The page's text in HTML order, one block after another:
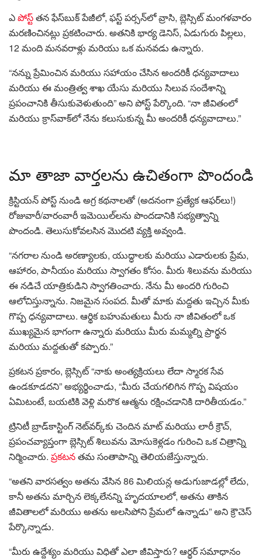
ఎపోస్ట్తన ఫేస్‌బుక్ పేజీలో, ఫస్ట్ పర్సన్‌లో వ్రాసి, బ్లెస్సిట్ మంగళవారం
మరణించినట్లు ప్రకటించారు. అతనికి భార్య డెనిస్, ఏడుగురు పిల్లలు,
12 మంది మనవరాళ్లు మరియు ఒక మనవడు ఉన్నారు.
“నన్ను ప్రేమించిన మరియు సహాయం చేసిన అందరికీ ధన్యవాదాలు
మరియు ఈ మంత్రిత్వ శాఖ యేసు మరియు సిలువ సందేశాన్ని
ప్రపంచానికి తీసుకువెళుతుంది” అని పోస్ట్ పేర్కొంది. “నా జీవితంలో
మరియు క్రాస్‌వాక్‌లో నేను కలుసుకున్న మీ అందరికీ ధన్యవాదాలు.”
మా తాజా వార్తలను ఉచితంగా పొందండి
క్రిస్టియన్ పోస్ట్ నుండి అగ్ర కథనాలతో (అదనంగా ప్రత్యేక ఆఫర్‌లు!)
రోజువారీ/వారంవారీ ఇమెయిల్‌లను పొందడానికి సభ్యత్వాన్ని
పొందండి. తెలుసుకోవలసిన మొదటి వ్యక్తి అవ్వండి.
“నగరాల నుండి అరణ్యాలకు, యుద్ధాలకు మరియు ఎడారులకు ప్రేమ,
ఆహారం, పానీయం మరియు స్వాగతం కోసం. మీరు శిలువను మరియు
ఈ నడిచే యాత్రికుడిని స్వాగతించారు. నేను మీ అందరి గురించి
ఆలోచిస్తున్నాను. నిజమైన సంపద. మీతో మాకు మద్దతు ఇచ్చిన మీకు
గొప్ప ధన్యవాదాలు. ఆర్థిక బహుమతులు మీరు నా జీవితంలో ఒక
ముఖ్యమైన భాగంగా ఉన్నారు మరియు మీరు మమ్మల్ని ప్రార్థన
మరియు మద్దతుతో కప్పారు.”
ప్రకటన ప్రకారం, బ్లెస్సిట్ “నాకు అంత్యక్రియలు లేదా స్మారక సేవ
ఉండకూడదని” అభ్యర్థించాడు, “మీరు చేయగలిగిన గొప్ప విషయం
ఏమిటంటే, బయటికి వెళ్లి మరొక ఆత్మను రక్షించడానికి దారితీయడం.”
ట్రినిటీ బ్రాడ్‌కాస్టింగ్ నెట్‌వర్క్‌కు చెందిన మాట్ మరియు లారీ క్రౌచ్,
ప్రపంచవ్యాప్తంగా బ్లెస్సిట్ శిలువను మోసుకెళ్లడం గురించి ఒక చిత్రాన్ని
నిర్మించారు. ప్రకటనతమ సంతాపాన్ని తెలియజేస్తున్నారు.
“అతని వారసత్వం అతను వేసిన 86 మిలియన్ల అడుగుజాడల్లో లేదు,
కానీ అతను మార్చిన లెక్కలేనన్ని హృదయాలలో, అతను తాకిన
జీవితాలలో మరియు అతను అలసిపోని ప్రేమలో ఉన్నాడు” అని క్రౌచెస్
పేర్కొన్నాడు.
“మీరు ఉద్దేశ్యం మరియు విధితో ఎలా జీవిస్తారు? ఆర్థర్ సమాధానం